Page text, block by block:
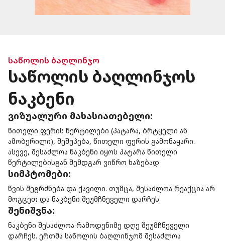
საწოლის ბაღლინჯო
საწოლის ბაღლინჯოს
ნაკბენი
ვიზუალური მახასიათებელი:
წითელი ფერის წერტილები (პატარა, ბრტყელი ან
ამობერილი), შეშუპება, წითელი ფერის გამონაყარი.
ასევე, შესაძლოა ნაკბენი იყოს პატარა წითელი
წერტილებისგან შემდგარ ვიწრო ხაზებად
სიმპტომები:
წვის შეგრძნება და ქავილი. თუმცა, შესაძლოა რეაქცია არ
მოგცეთ და ნაკბენი შეუმჩნეველი დარჩეს
შენიშვნა:
ნაკბენი შესაძლოა რამოდენიმე დღე შეუმჩნეველი
დარჩეს. ერთმა საწოლის ბაღლინჯომ შესაძლოა